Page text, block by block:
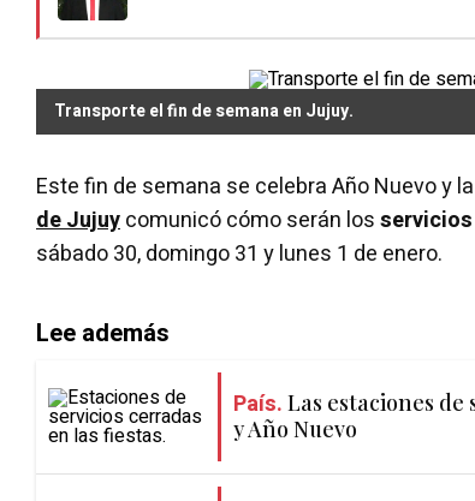
Transporte el fin de semana en Jujuy.
Este fin de semana se celebra Año Nuevo y
de Jujuycomunicó cómo serán los
sábado 30, domingo 31 y lunes 1 de enero.
Lee además
País. Las estaciones
y Año Nuevo